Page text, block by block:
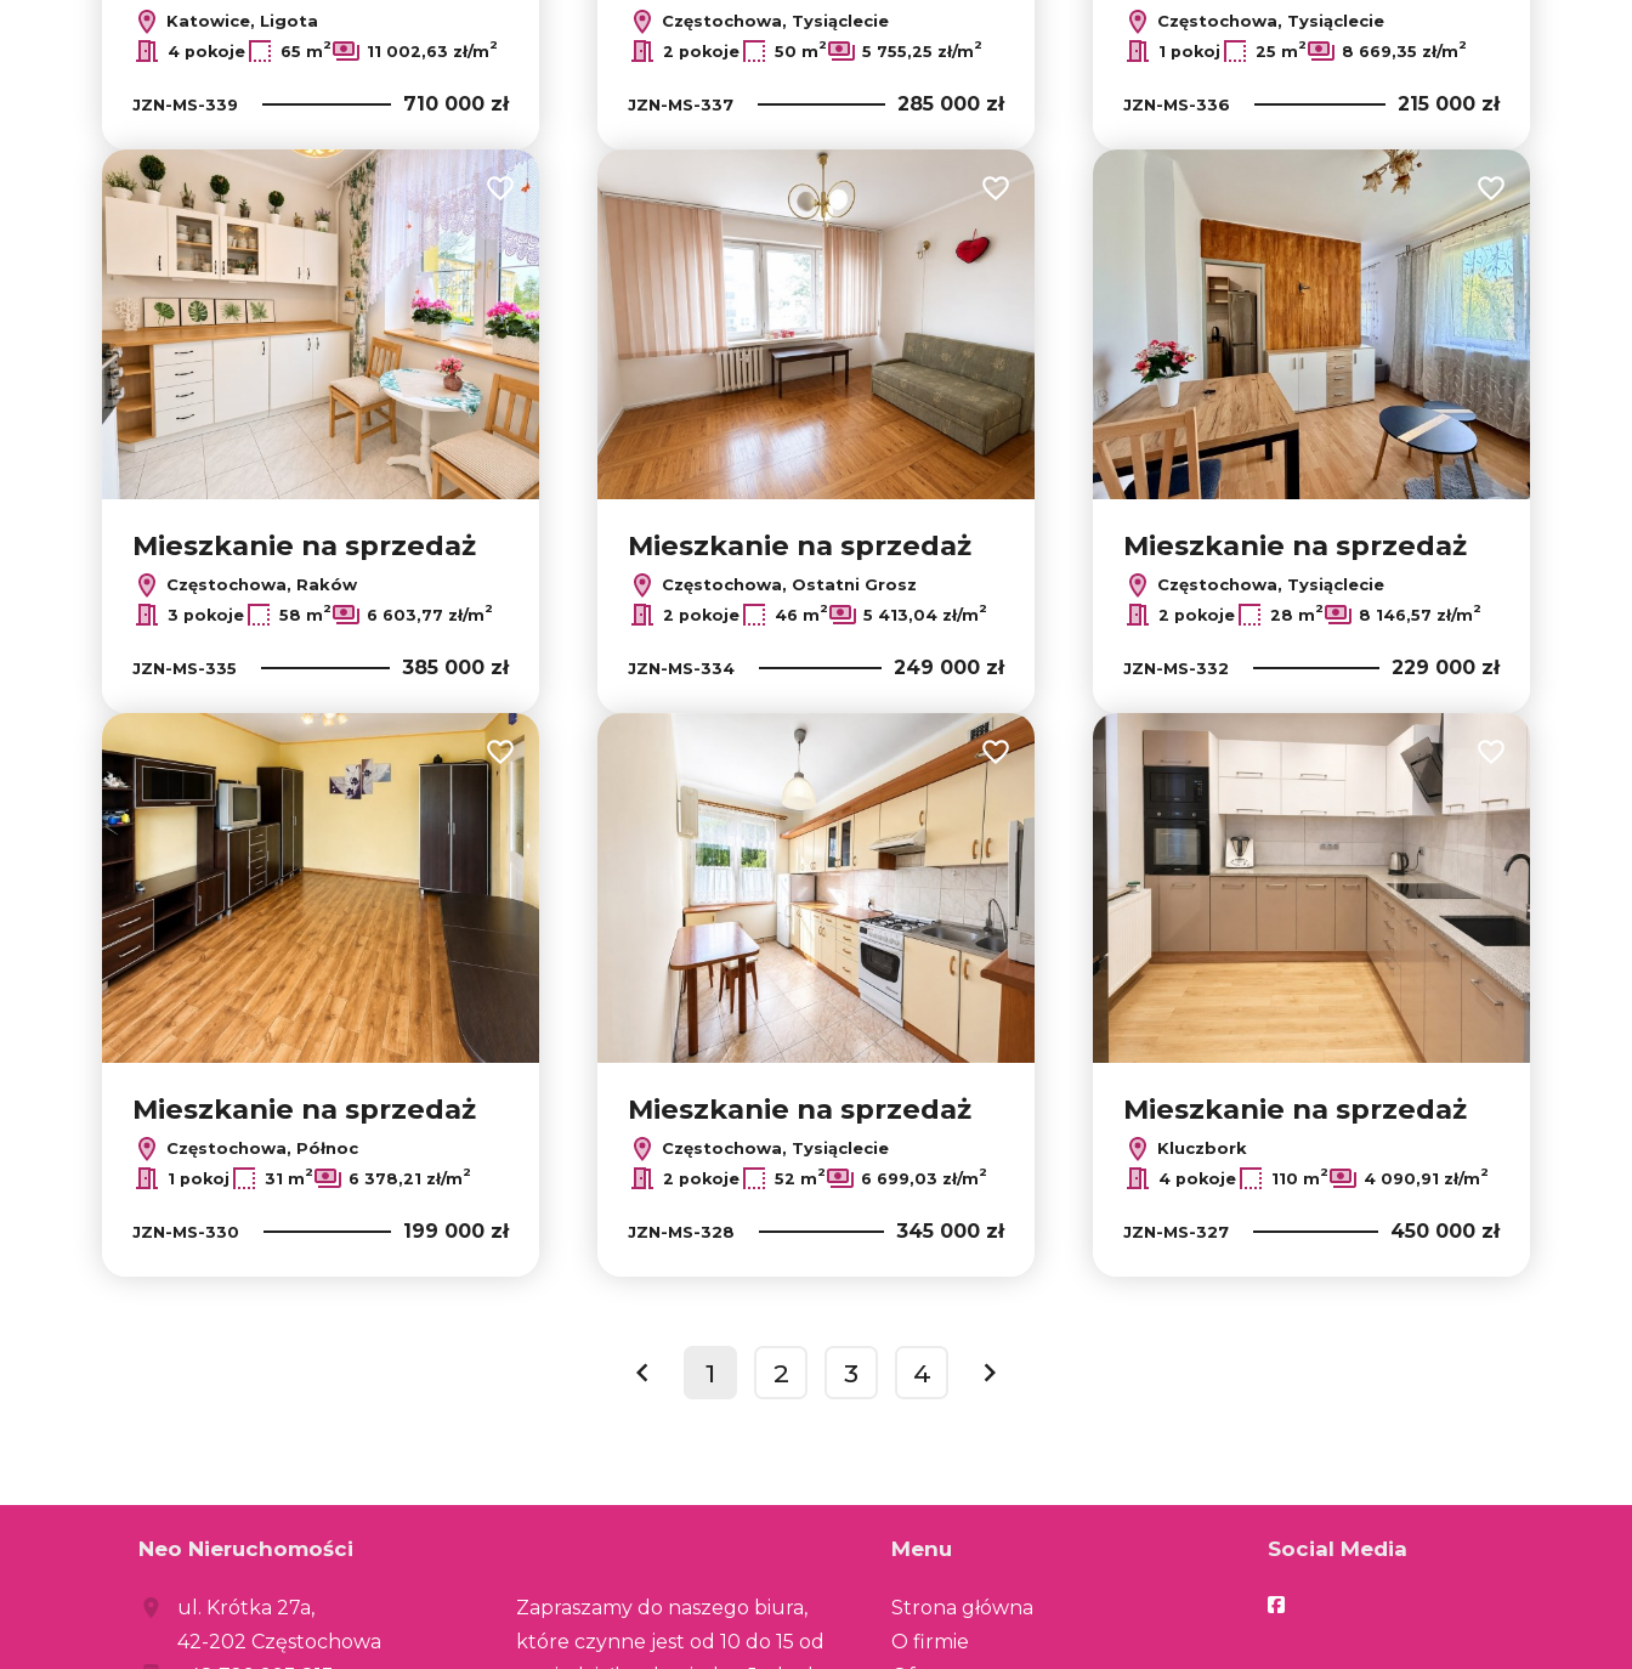
Katowice, Ligota
4 pokoje 65 m2 11 002,63 zł/m2
JZN-MS-339 710 000 zł
Częstochowa, Tysiąclecie
2 pokoje 50 m2 5 755,25 zł/m2
JZN-MS-337 285 000 zł
Częstochowa, Tysiąclecie
1 pokoj 25 m2 8 669,35 zł/m2
JZN-MS-336 215 000 zł
Dodaj do ulubionych
Mieszkanie na sprzedaż
Częstochowa, Raków
3 pokoje 58 m2 6 603,77 zł/m2
JZN-MS-335 385 000 zł
Dodaj do ulubionych
Mieszkanie na sprzedaż
Częstochowa, Ostatni Grosz
2 pokoje 46 m2 5 413,04 zł/m2
JZN-MS-334 249 000 zł
Dodaj do
Mieszkanie na sprzedaż
Częstochowa, Tysiąclecie
2 pokoje 28 m2 8 146,57 zł/m2
JZN-MS-332 229 000 zł
Dodaj do ulubionych
Mieszkanie na sprzedaż
Częstochowa, Północ
1 pokoj 31 m2 6 378,21 zł/m2
JZN-MS-330 199 000 zł
Dodaj do ulubionych
Mieszkanie na sprzedaż
Częstochowa, Tysiąclecie
2 pokoje 52 m2 6 699,03 zł/m2
JZN-MS-328 345 000 zł
Dodaj do
Mieszkanie na sprzedaż
Kluczbork
4 pokoje 110 m2 4 090,91 zł/m2
JZN-MS-327 450 000 zł
prev
1 2 3 4
next
Neo Nieruchomości
ul. Krótka 27a,
42-202 Częstochowa
Zapraszamy do naszego biura,
które czynne jest od 10 do 15 od
Menu
Strona główna
O firmie
Social Media
Facebook